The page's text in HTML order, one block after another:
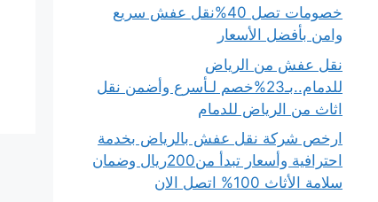
خصومات تصل 40%نقل عفش سريع
وامن بأفضل الأسعار
نقل عفش من الرياض
للدمام..بـ23%خصم لـأسرع وأضمن نقل
اثاث من الرياض للدمام
ارخص شركة نقل عفش بالرياض بخدمة
احترافية وأسعار تبدأ من200ريال وضمان
سلامة الأثاث 100% اتصل الان